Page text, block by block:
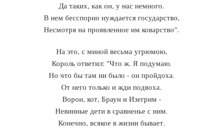
Да таких, как он, у нас немного.
В нем бесспорно нуждается государство,
Несмотря на проявленное им коварство".
На это, с миной весьма угрюмою,
Король ответил: "Что ж. Я подумаю.
Но что бы там ни было - он пройдоха.
От него только и жди подвоха.
Ворон, кот, Браун и Изегрим -
Невинные дети в сравненье с ним.
Конечно, всякое в жизни бывает.